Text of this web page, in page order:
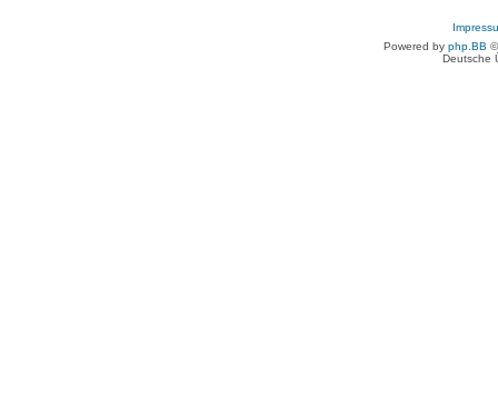
Powered by php.BB
Deutsche